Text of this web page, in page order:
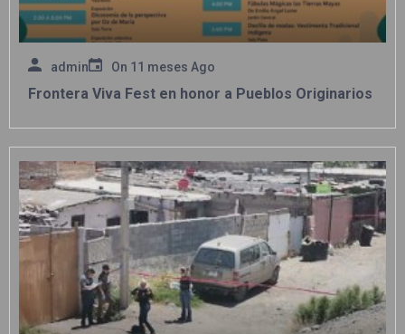
admin On 11 meses Ago
Frontera Viva Fest en honor a Pueblos Originarios